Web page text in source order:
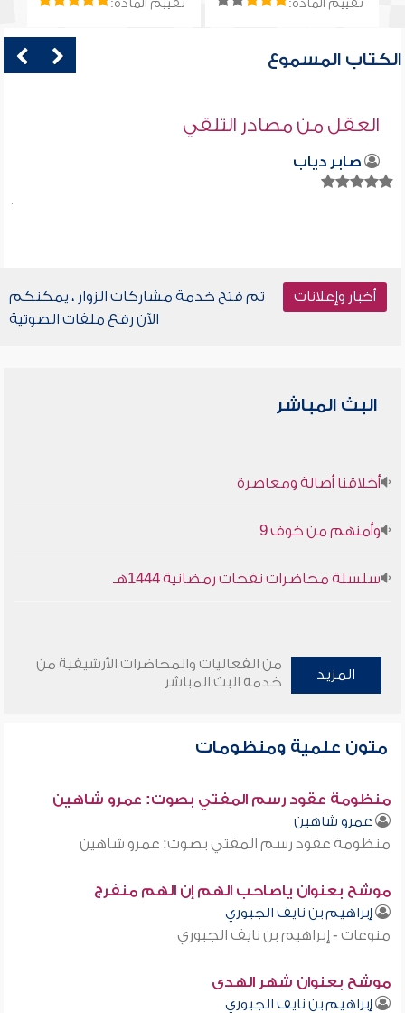
تقييم المادة: تقييم المادة:
الكتاب المسموع
العقل من مصادر التلقي
صابر دياب
أخبار وإعلانات
تم فتح خدمة مشاركات الزوار ، يمكنكم
الآن رفع ملفات الصوتية
البث المباشر
أخلاقنا أصالة ومعاصرة
وأمنهم من خوف 9
سلسلة محاضرات نفحات رمضانية 1444هـ
المزيد
من الفعاليات والمحاضرات الأرشيفية من
خدمة البث المباشر
متون علمية ومنظومات
منظومة عقود رسم المفتي بصوت: عمرو شاهين
عمرو شاهين
منظومة عقود رسم المفتي بصوت: عمرو شاهين
موشح بعنوان ياصاحب الهم إن الهم منفرج
إبراهيم بن نايف الجبوري
منوعات - إبراهيم بن نايف الجبوري
موشح بعنوان شهر الهدى
إبراهيم بن نايف الجبوري